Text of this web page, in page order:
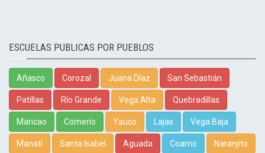
ESCUELAS PUBLICAS POR PUEBLOS
Añasco Corozal Juana Díaz San Sebastián
Patillas Río Grande Vega Alta Quebradillas
Maricao Comerío Yauco Lajas Vega Baja
Manatí Santa Isabel Aguada Coamo Naranjito